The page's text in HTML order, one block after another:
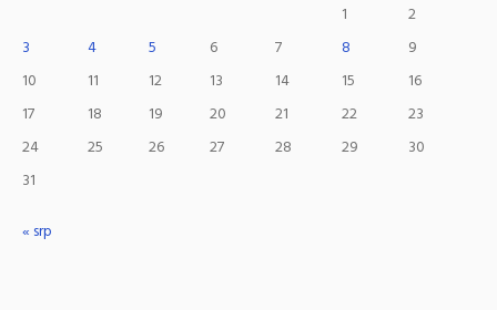
1
2
3
4 5 6 7 8
9
10
11 12 13 14 15
16
17
18 19 20 21 22
23
24
25 26 27 28 29
30
31
« srp